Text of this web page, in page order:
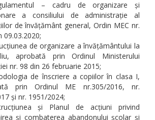
– cadru de organizare și
a consiliului de administrație al
de învățământ general, Ordin MEC nr.
09.03.2020;
de organizare a învățământului la
aprobată prin Ordinul Ministerului
nr. 98 din 26 februarie 2015;
de înscriere a copiilor în clasa I,
prin Ordinul ME nr.305/2016, nr.
și nr. 1951/2024;
și Planul de acțiuni privind
și combaterea abandonului școlar și